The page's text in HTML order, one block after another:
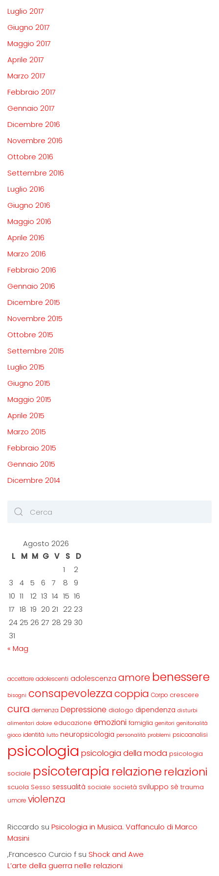
Luglio 2017
Giugno 2017
Maggio 2017
Aprile 2017
Marzo 2017
Febbraio 2017
Gennaio 2017
Dicembre 2016
Novembre 2016
Ottobre 2016
Settembre 2016
Luglio 2016
Giugno 2016
Maggio 2016
Aprile 2016
Marzo 2016
Febbraio 2016
Gennaio 2016
Dicembre 2015
Novembre 2015
Ottobre 2015
Settembre 2015
Luglio 2015
Giugno 2015
Maggio 2015
Aprile 2015
Marzo 2015
Febbraio 2015
Gennaio 2015
Dicembre 2014
Agosto 2026
L
M M G V S
D
1
2
3
4 5 6 7 8
9
10 11 12 13 14 15 16
17 18 19 20 21 22 23
24 25 26 27 28 29 30
31
« Mag
accettare adolescenti adolescenza amore benessere
bisogni consapevolezzacoppia Corpo crescere
cura demenza Depressione dialogo dipendenza disturbi
alimentari dolore educazione emozioni famiglia genitori genitorialità
gioco identità lutto neuropsicologia personalità problemi psicoanalisi
psicologia psicologia della moda psicologia
sociale psicoterapia relazione relazioni
scuola Sesso sessualità sociale società sviluppo sè trauma
umore violenza
Riccardo su Psicologia in Musica. Vaffanculo di Marco
Masini
,Francesco Curcio f su Shock and Awe
L’arte della guerra nelle relazioni